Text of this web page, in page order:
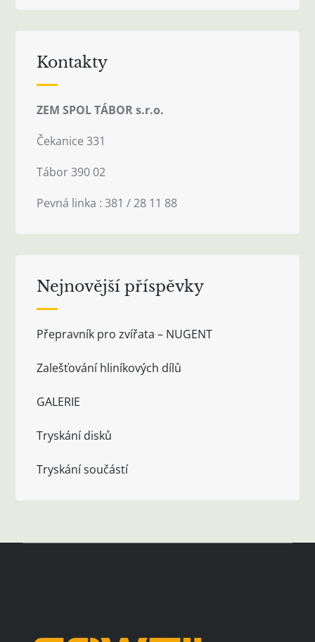
Kontakty
ZEM SPOL TÁBOR s.r.o.
Čekanice 331
Tábor 390 02
Pevná linka : 381 / 28 11 88
Nejnovější příspěvky
Přepravník pro zvířata – NUGENT
Zalešťování hliníkových dílů
GALERIE
Tryskání disků
Tryskání součástí